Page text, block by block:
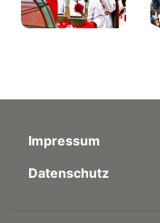
Impressum
Datenschutz